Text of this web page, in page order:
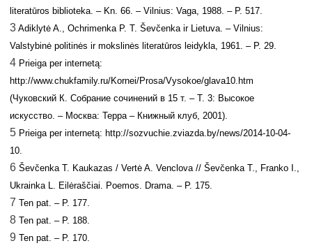
literatūros biblioteka. – Kn. 66. – Vilnius: Vaga, 1988. – P. 517.
3 Adiklytė A., Ochrimenka P. T. Ševčenka ir Lietuva. – Vilnius:
Valstybinė politinės ir mokslinės literatūros leidykla, 1961. – P. 29.
4 Prieiga per internetą:
http://www.chukfamily.ru/Kornei/Prosa/Vysokoe/glava10.htm
(Чуковский К. Собрание сочинений в 15 т. – Т. 3: Высокое
искусство. – Москва: Терра – Книжный клуб, 2001).
5 Prieiga per internetą: http://sozvuchie.zviazda.by/news/2014-10-04-
10.
6 Ševčenka T. Kaukazas / Vertė A. Venclova // Ševčenka T., Franko I.,
Ukrainka L. Eilėraščiai. Poemos. Drama. – P. 175.
7 Ten pat. – P. 177.
8 Ten pat. – P. 188.
9 Ten pat. – P. 170.